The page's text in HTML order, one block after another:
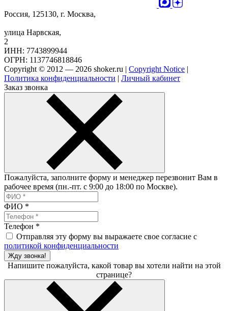
Россия, 125130, г. Москва,
улица Нарвская,
2
ИНН: 7743899944
ОГРН: 1137746818846
Copyright © 2012 — 2026 shoker.ru | Copyright Notice |
Политика конфиденциальности | Личный кабинет
Заказ звонка
Пожалуйста, заполните форму и менеджер перезвонит Вам в
рабочее время (пн.-пт. с 9:00 до 18:00 по Москве).
ФИО *
Телефон *
Отправляя эту форму вы выражаете свое согласие с
политикой конфиденциальности
Жду звонка!
Напишите пожалуйста, какой товар вы хотели найти на этой
странице?